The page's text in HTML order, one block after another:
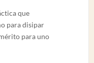
que
para disipar
uno